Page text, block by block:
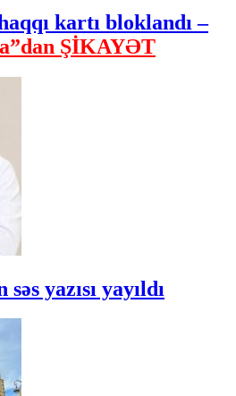
kartı bloklandı –
ŞİKAYƏT
yazısı yayıldı